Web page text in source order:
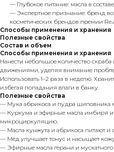
— Глубокое питание: масла в
— Экспертное признание: бренд
косметических брендов премии
Способы применения и хранения
Полезные свойства
Состав и объем
Способы применения и хранения
Нанести небольшое количество
движениями, уделяя внимание
Использовать 1–2 раза в неделю.
избегая попадания влаги в банку.
Полезные свойства
— Мука абрикоса и пудра шиповника
— Куркума и эфирные масла имбиря и
микроциркуляцию.
— Масла кунжута и абрикоса питают и
— Мёд улучшает тонус и насыщает
— Эфирные масла герани и